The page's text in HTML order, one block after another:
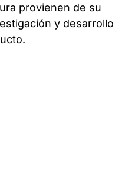
provienen de su
y desarrollo